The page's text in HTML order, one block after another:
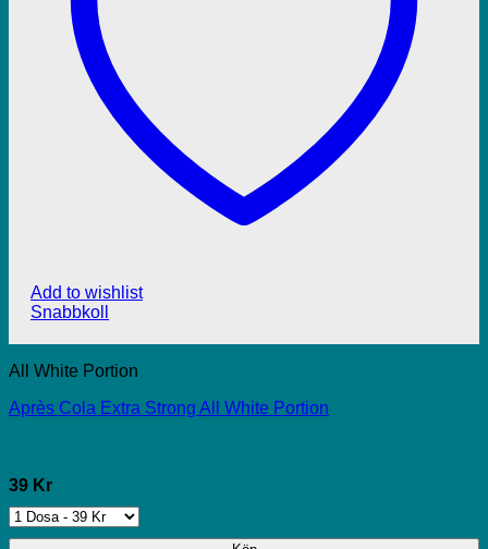
Add to wishlist
Snabbkoll
All White Portion
Après Cola Extra Strong All White Portion
39 Kr